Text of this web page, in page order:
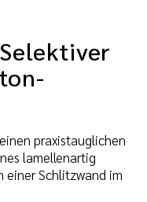
praxistauglichen
lamellenartig
einer Schlitzwand im